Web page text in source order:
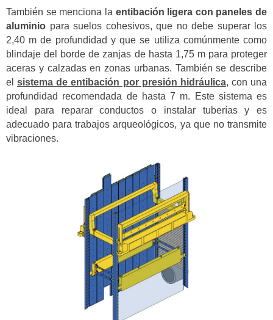
También se menciona la entibación ligera con paneles de
aluminio para suelos cohesivos, que no debe superar los
2,40 m de profundidad y que se utiliza comúnmente como
blindaje del borde de zanjas de hasta 1,75 m para proteger
aceras y calzadas en zonas urbanas. También se describe
elsistema de entibación por presión hidráulica, con una
profundidad recomendada de hasta 7 m. Este sistema es
ideal para reparar conductos o instalar tuberías y es
adecuado para trabajos arqueológicos, ya que no transmite
vibraciones.